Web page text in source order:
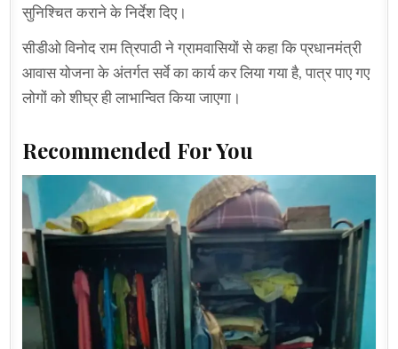
सुनिश्चित कराने के निर्देश दिए।
सीडीओ विनोद राम त्रिपाठी ने ग्रामवासियों से कहा कि प्रधानमंत्री
आवास योजना के अंतर्गत सर्वे का कार्य कर लिया गया है, पात्र पाए गए
लोगों को शीघ्र ही लाभान्वित किया जाएगा।
Recommended For You